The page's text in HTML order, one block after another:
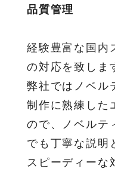
品質管理
経験豊富な国内
の対応を致しま
弊社ではノベル
制作に熟練した
ので、ノベルテ
でも丁寧な説明
スピーディーな